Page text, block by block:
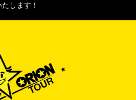
します！